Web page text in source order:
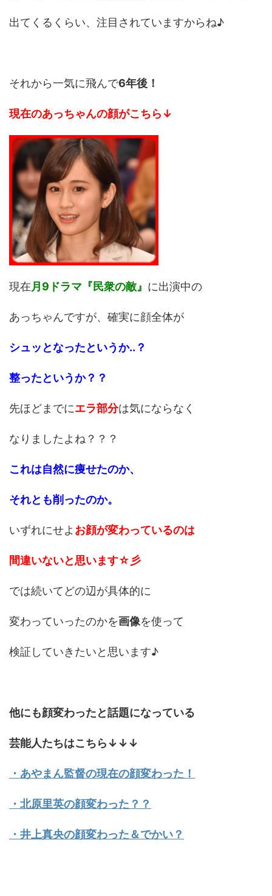
出てくるくらい、注目されていますからね♪
それから一気に飛んで6年後！
現在のあっちゃんの顔がこちら↓
現在月9ドラマ『民衆の敵』 に出演中の
あっちゃんですが、確実に顔全体が
シュッとなったというか..？
整ったというか？？
先ほどまでにエラ部分は気にならなく
なりましたよね？？？
これは自然に痩せたのか、
それとも削ったのか。
いずれにせよ お顔が変わっているのは
間違いないと思います☆彡
では続いてどの辺が具体的に
変わっていったのかを画像を使って
検証していきたいと思います♪
他にも顔変わったと話題になっている
芸能人たちはこちら↓↓↓
・あやまん監督の現在の顔変わった！
・北原里英の顔変わった？？
・井上真央の顔変わった＆でかい？